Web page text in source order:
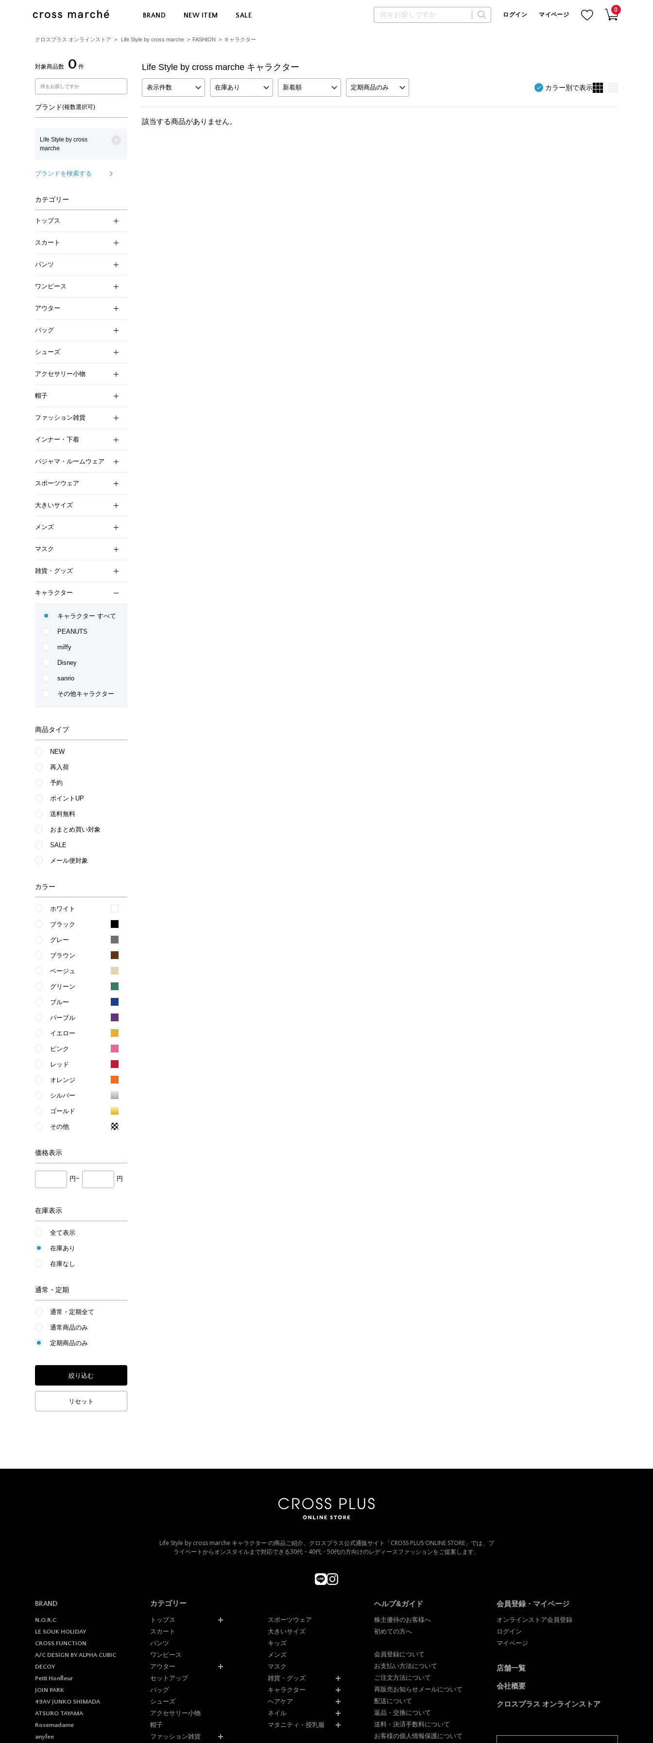
BRAND NEW ITEM SALE ログイン マイページ
0
クロスプラス オンラインストア > Life Style by cross marche > FASHION > キャラクター
対象商品数 0 件 Life Style by cross marche キャラクター
ブランド(複数選択可)
Life Style by cross
marche
ブランドを検索する
カテゴリー
トップス
スカート
パンツ
ワンピース
アウター
バッグ
シューズ
アクセサリー小物
帽子
ファッション雑貨
インナー・下着
パジャマ・ルームウェア
スポーツウェア
大きいサイズ
メンズ
マスク
雑貨・グッズ
キャラクター
キャラクター すべて
PEANUTS
miffy
Disney
sanrio
その他キャラクター
商品タイプ
NEW
再入荷
予約
ポイントUP
送料無料
おまとめ買い対象
SALE
メール便対象
カラー
ホワイト
ブラック
グレー
ブラウン
ベージュ
グリーン
ブルー
パープル
イエロー
ピンク
レッド
オレンジ
シルバー
ゴールド
その他
価格表示
円~ 円
在庫表示
全て表示
在庫あり
在庫なし
通常・定期
通常・定期全て
通常商品のみ
定期商品のみ
絞り込む
リセット
表示件数 在庫あり 新着順 定期商品のみ カラー別で表示
該当する商品がありません。
Life Style by cross marche キャラクター の商品ご紹介。クロスプラス公式通販サイト「CROSS PLUS ONLINE STORE」では、プ
ライベートからオンスタイルまで対応できる30代・40代・50代の方向けのレディースファッションをご提案します。
BRAND
N.O.R.C
LE SOUK HOLIDAY
CROSS FUNCTION
A/C DESIGN BY ALPHA CUBIC
DECOY
Petit Honfleur
JOIN PARK
49AV JUNKO SHIMADA
ATSURO TAYAMA
Rosemadame
anyfee
カテゴリー
トップス
スカート
パンツ
ワンピース
アウター
セットアップ
バッグ
シューズ
アクセサリー小物
帽子
ファッション雑貨
スポーツウェア
大きいサイズ
キッズ
メンズ
マスク
雑貨・グッズ
キャラクター
ヘアケア
ネイル
マタニティ・授乳服
ヘルプ&ガイド
株主優待のお客様へ
初めての方へ
会員登録について
お支払い方法について
ご注文方法について
再販売お知らせメールについて
配送について
返品・交換について
送料・決済手数料について
お客様の個人情報保護について
会員登録・マイページ
オンラインストア会員登録
ログイン
マイページ
店舗一覧
会社概要
クロスプラス オンラインストア